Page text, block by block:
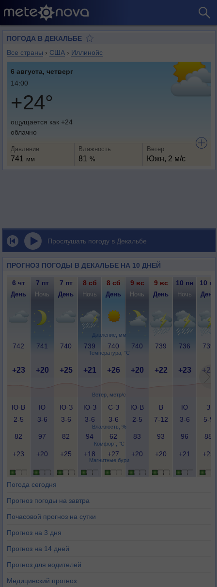
ПОГОДА В ДЕКАЛЬБЕ
Все страны › США › Иллинойс
6 августа, четверг
14:00
+24°
ощущается как +24
облачно
Давление
741 мм
Влажность
81 %
Ветер
Южн, 2 м/с
Прослушать погоду в Декальбе
ПРОГНОЗ ПОГОДЫ В ДЕКАЛЬБЕ НА 10 ДНЕЙ
Давление, мм
Температура, °C
Ветер, метр/с
Влажность, %
Комфорт, °C
Магнитные бури
6 чт 7 пт 7 пт 8 сб 8 сб 9 вс 9 вс 10 пн 10 пн
День Ночь День Ночь День Ночь День Ночь День
742 741 740 739 740 740 739 736 739
+23 +20 +25 +21 +26 +20 +22 +23 +25
Ю-В
2-5
Ю
3-6
Ю-З
3-6
Ю-З
3-6
С-З
3-6
Ю-В
2-5
В
7-12
Ю
3-6
З
5-9
82 97 82 94 62 83 93 96 88
+23 +20 +25 +18 +27 +20 +20 +21 +25
Погода сегодня
Прогноз погоды на завтра
Почасовой прогноз на сутки
Прогноз на 3 дня
Прогноз на 14 дней
Прогноз для водителей
Медицинский прогноз